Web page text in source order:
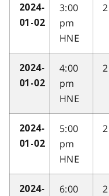
2024-
01-02
3:00
pm
HNE
2
2024-
01-02
4:00
pm
HNE
2
2024-
01-02
5:00
pm
HNE
2
2024-
6:00
2